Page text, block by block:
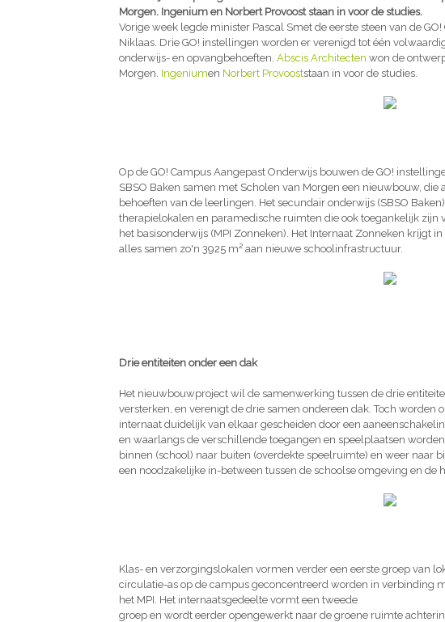
Morgen. Ingenium en Norbert Provoost staan in voor de studies.
Vorige week legde minister Pascal Smet de eerste steen van de
Niklaas. Drie GO! instellingen worden er verenigd tot één
onderwijs- en opvangbehoeften. Abscis Architecten won de
Morgen. Ingeniumen Norbert Provooststaan in voor de studies.
Op de GO! Campus Aangepast Onderwijs bouwen de GO!
SBSO Baken samen met Scholen van Morgen een nieuwbouw, die
behoeften van de leerlingen. Het secundair onderwijs (SBSO
therapielokalen en paramedische ruimten die ook toegankelijk zijn
het basisonderwijs (MPI Zonneken). Het Internaat Zonneken krijgt
alles samen zo'n 3925 m² aan nieuwe schoolinfrastructuur.
Drie entiteiten onder een dak
Het nieuwbouwproject wil de samenwerking tussen de drie
versterken, en verenigt de drie samen ondereen dak. Toch worden
internaat duidelijk van elkaar gescheiden door een
en waarlangs de verschillende toegangen en speelplaatsen
binnen (school) naar buiten (overdekte speelruimte) en weer naar
een noodzakelijke in-between tussen de schoolse omgeving en de
Klas- en verzorgingslokalen vormen verder een eerste groep van
circulatie-as op de campus geconcentreerd worden in verbinding
het MPI. Het internaatsgedeelte vormt een tweede
groep en wordt eerder opengewerkt naar de groene ruimte